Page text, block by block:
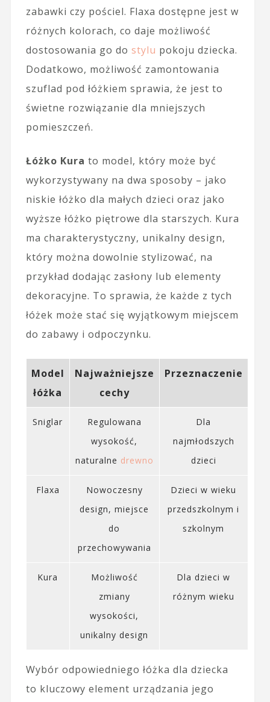
zabawki czy pościel. Flaxa dostępne jest w
różnych kolorach, co daje możliwość
dostosowania go do stylu pokoju dziecka.
Dodatkowo, możliwość zamontowania
szuflad pod łóżkiem sprawia, że jest to
świetne rozwiązanie dla mniejszych
pomieszczeń.
Łóżko Kura to model, który może być
wykorzystywany na dwa sposoby – jako
niskie łóżko dla małych dzieci oraz jako
wyższe łóżko piętrowe dla starszych. Kura
ma charakterystyczny, unikalny design,
który można dowolnie stylizować, na
przykład dodając zasłony lub elementy
dekoracyjne. To sprawia, że każde z tych
łóżek może stać się wyjątkowym miejscem
do zabawy i odpoczynku.
Model
łóżka
Najważniejsze
cechy
Przeznaczenie
Sniglar
Regulowana
wysokość,
naturalne drewno
Dla
najmłodszych
dzieci
Flaxa
Nowoczesny
design, miejsce
do
przechowywania
Dzieci w wieku
przedszkolnym i
szkolnym
Kura
Możliwość
zmiany
wysokości,
unikalny design
Dla dzieci w
różnym wieku
Wybór odpowiedniego łóżka dla dziecka
to kluczowy element urządzania jego